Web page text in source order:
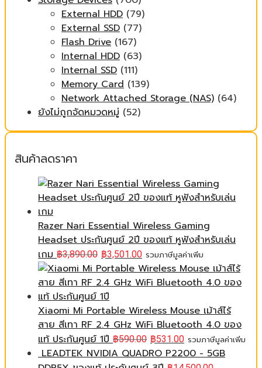
External HDD (79)
External SSD (77)
Flash Drive (167)
Internal HDD (63)
Internal SSD (111)
Memory Card (139)
Network Attached Storage (NAS) (64)
ยังไม่ถูกจัดหมวดหมู่ (52)
สินค้าลดราคา
Razer Nari Essential Wireless Gaming
Headset ประกันศูนย์ 2ปี ของแท้ หูฟังสำหรับเล่น
เกม ฿3,890.00 ฿3,501.00 รวมภาษีมูลค่าเพิ่ม
Xiaomi Mi Portable Wireless Mouse เม้าส์ไร้
สาย สีเทา RF 2.4 GHz WiFi Bluetooth 4.0 ของ
แท้ ประกันศูนย์ 1ปี ฿590.00 ฿531.00 รวมภาษีมูลค่าเพิ่ม
LEADTEK NVIDIA QUADRO P2200 - 5GB